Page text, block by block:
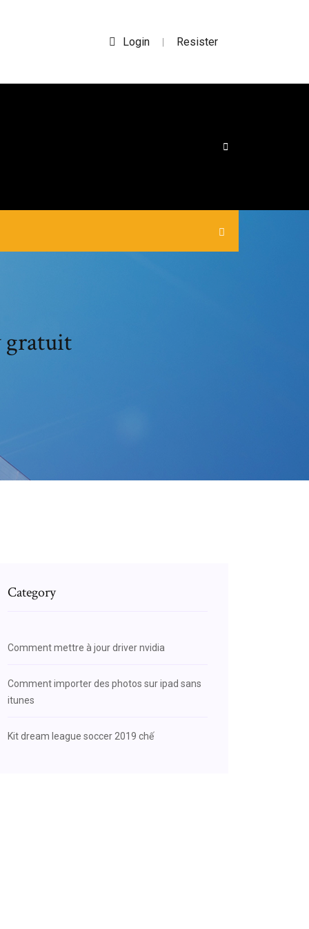
Login | Resister
gratuit
Category
Comment mettre à jour driver nvidia
Comment importer des photos sur ipad sans
itunes
Kit dream league soccer 2019 chế